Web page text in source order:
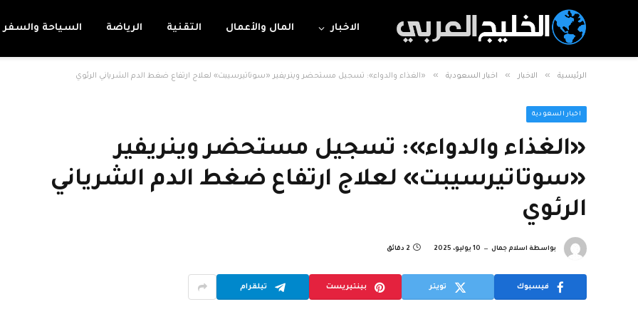
الاخبار المال والأعمال التقنية الرياضة السياحة والسفر
الرئيسية » الاخبار » اخبار السعودية » «الغذاء والدواء»: تسجيل مستحضر وينريفير «سوﺗﺎتيرسيبت» لعلاج ارتفاع ضغط الدم الشرياني الرئوي
اخبار السعودية
«الغذاء والدواء»: تسجيل مستحضر وينريفير
«سوﺗﺎتيرسيبت» لعلاج ارتفاع ضغط الدم الشرياني
الرئوي
بواسطة اسلام جمال 10 يوليو، 2025 2 دقائق
فيسبوك تويتر بينتيريست تيلقرام